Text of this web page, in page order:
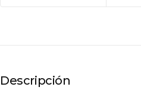
Descripción